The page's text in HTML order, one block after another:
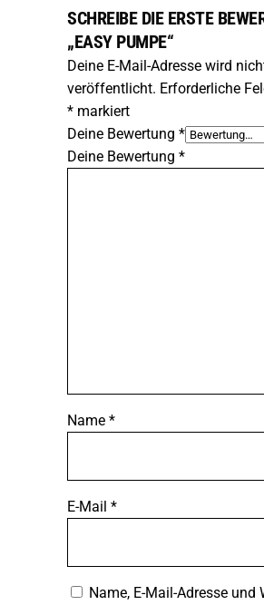
SCHREIBE DIE ERSTE
„EASY PUMPE“
Deine E-Mail-Adresse wird
veröffentlicht. Erforderliche
* markiert
Deine Bewertung *
Deine Bewertung *
Name *
E-Mail *
Name, E-Mail-Adresse und